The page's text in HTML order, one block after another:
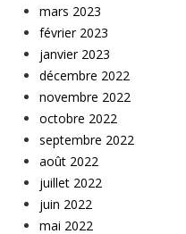
mars 2023
février 2023
janvier 2023
décembre 2022
novembre 2022
octobre 2022
septembre 2022
août 2022
juillet 2022
juin 2022
mai 2022